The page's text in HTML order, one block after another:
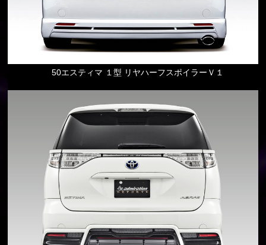
50エスティマ １型 リヤハーフスポイラーＶ１